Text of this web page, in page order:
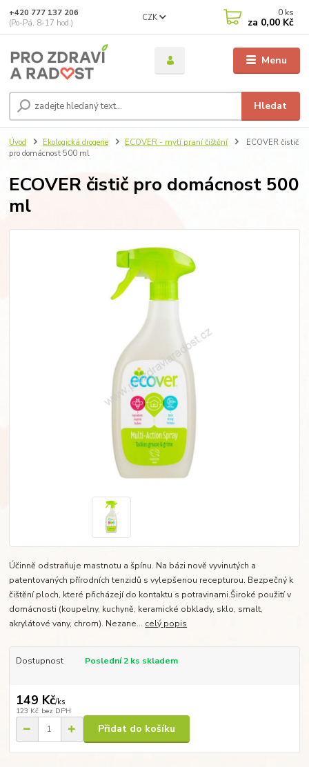
Menu
CZK
Hledat
+420 777 137 206
(Po-Pá, 8-17 hod.)
0 ks
za 0,00 Kč
Úvod Ekologická drogerie ECOVER - mytí praní čištění
ECOVER čistič
pro domácnost 500 ml
ECOVER čistič pro domácnost 500
ml
Účinně odstraňuje mastnotu a špínu. Na bázi nově vyvinutých a
patentovaných přírodních tenzidů s vylepšenou recepturou. Bezpečný k
čištění ploch, které přicházejí do kontaktu s potravinami.Široké použití v
domácnosti (koupelny, kuchyně, keramické obklady, sklo, smalt,
akrylátové vany, chrom). Nezane... celý popis
Dostupnost Poslední 2 ks skladem
149 Kč/ks
123 Kč bez DPH
Přidat do košíku